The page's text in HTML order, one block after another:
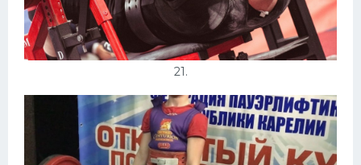
21.